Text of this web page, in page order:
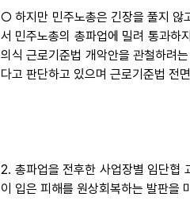
○ 하지만 민주노총은 긴장을 풀지 않
서 민주노총의 총파업에 밀려 통과
의식 근로기준법 개악안을 관철하려
다고 판단하고 있으며 근로기준법 전
2. 총파업을 전후한 사업장별 임단협
이 입은 피해를 원상회복하는 발판을